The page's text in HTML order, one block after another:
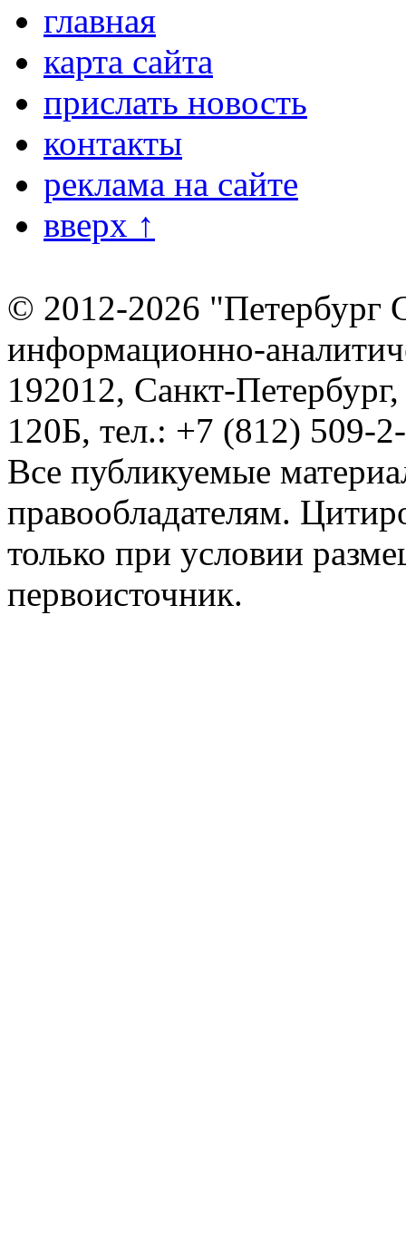
главная
карта сайта
прислать новость
контакты
реклама на сайте
вверх ↑
© 2012-2026 "Петербург
информационно-
192012, Санкт-
120Б, тел.: +7 (812) 509-
Все публикуемые
правообладателям.
только при условии
первоисточник.